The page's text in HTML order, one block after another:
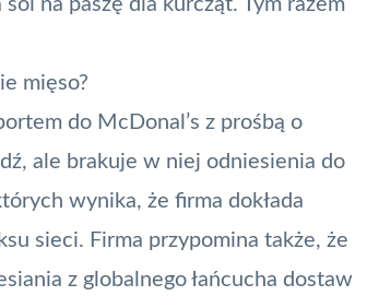
mięso?
do McDonal’s z prośbą o
ale brakuje w niej odniesienia do
wynika, że firma dokłada
sieci. Firma przypomina także, że
z globalnego łańcucha dostaw